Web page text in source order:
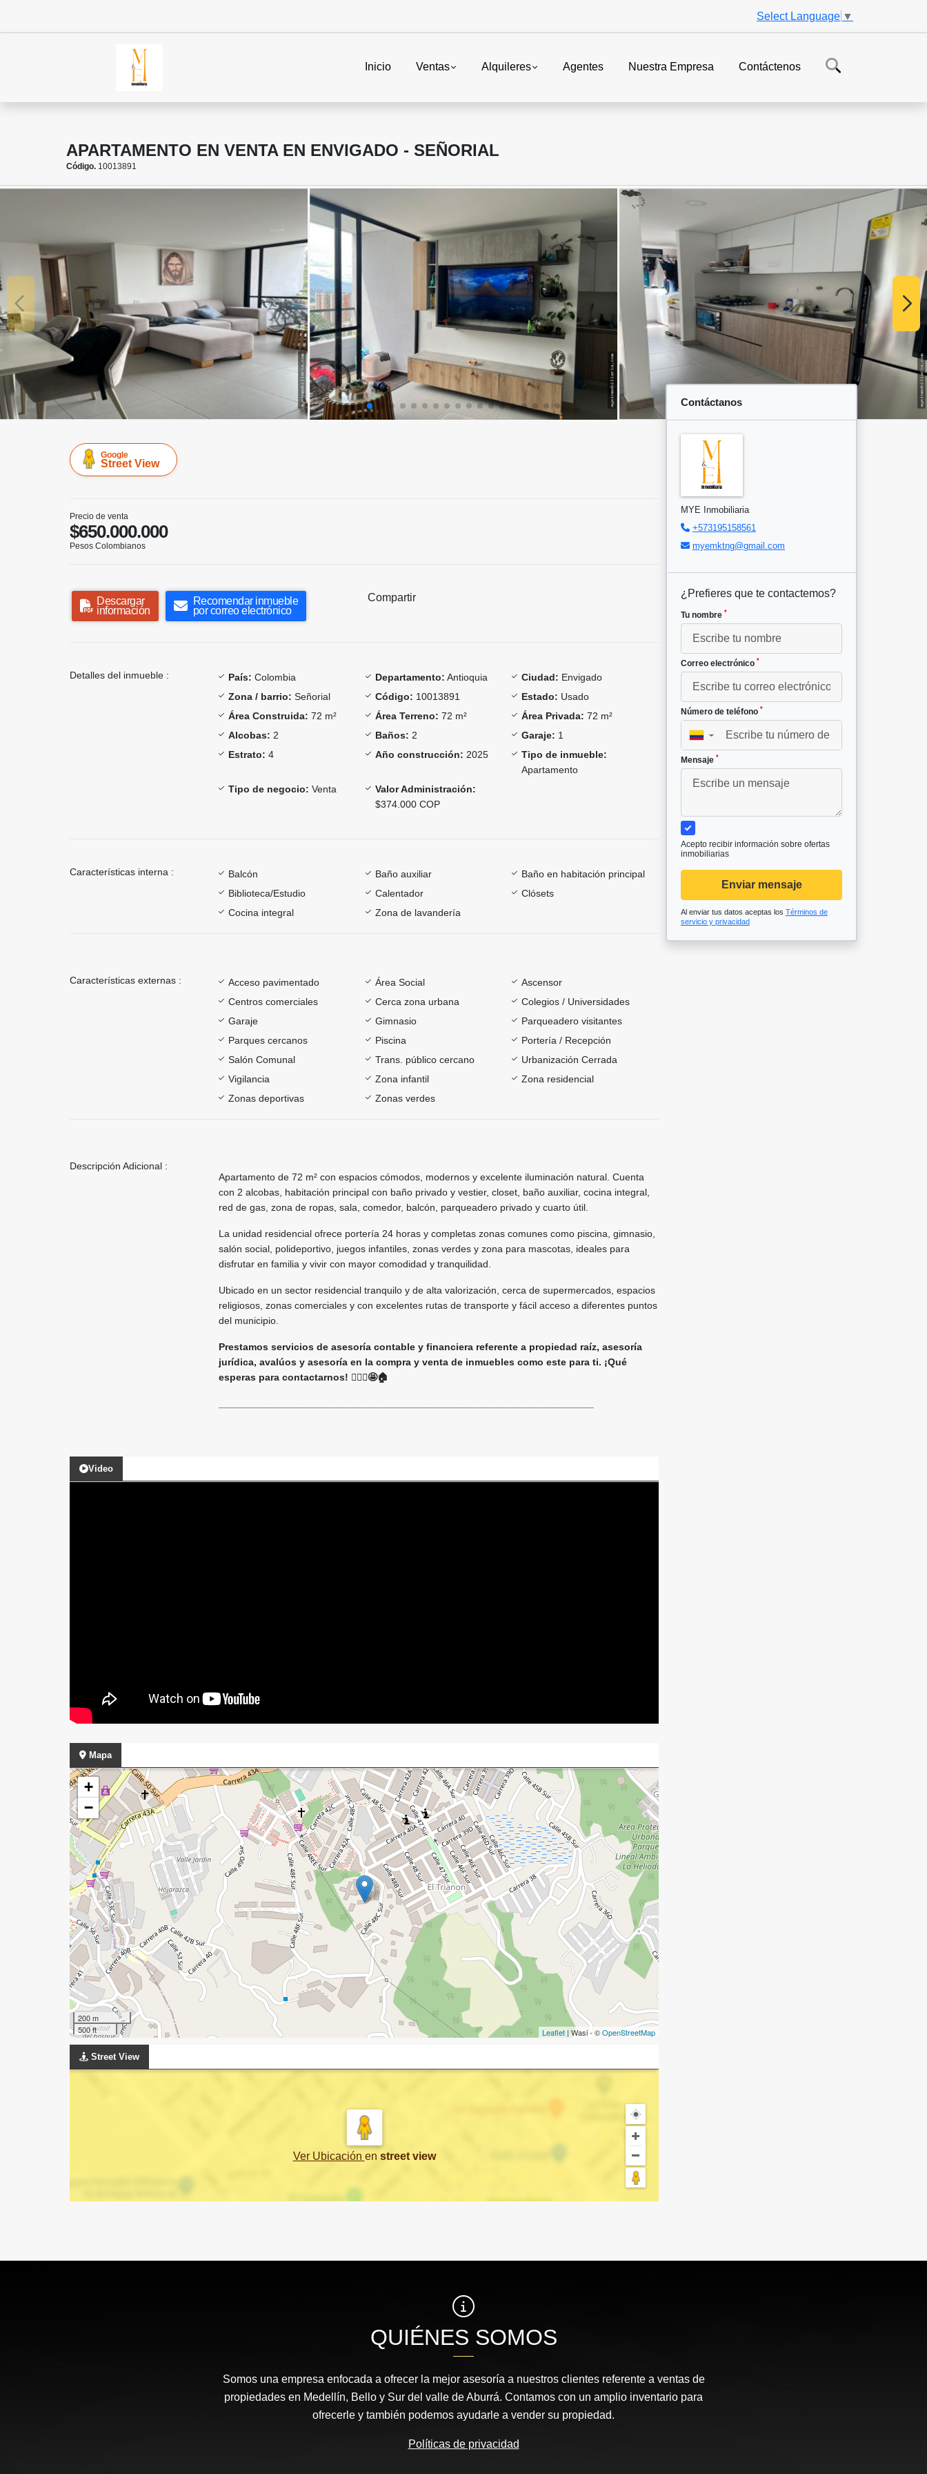
Select Language ▼
Inicio Ventas Alquileres Agentes Nuestra Empresa Contáctenos
APARTAMENTO EN VENTA EN ENVIGADO - SEÑORIAL
Código. 10013891
Google
Street View
Precio de venta
$650.000.000
Pesos Colombianos
Descargar
información
Recomendar inmueble
por correo electrónico
Compartir
Detalles del inmueble : País: Colombia Departamento: Antioquia Ciudad: Envigado
Zona / barrio: Señorial Código: 10013891 Estado: Usado
Área Construida: 72 m² Área Terreno: 72 m² Área Privada: 72 m²
Alcobas: 2 Baños: 2 Garaje: 1
Estrato: 4 Año construcción: 2025
Tipo de inmueble:
Apartamento
Tipo de negocio: Venta
Valor Administración:
$374.000 COP
Características interna : Balcón Baño auxiliar
Baño en habitación principal
Biblioteca/Estudio
Calentador
Clósets
Cocina integral
Zona de lavandería
Características externas : Acceso pavimentado Área Social
Ascensor
Centros comerciales
Cerca zona urbana
Colegios / Universidades
Garaje
Gimnasio
Parqueadero visitantes
Parques cercanos
Piscina
Portería / Recepción
Salón Comunal
Trans. público cercano
Urbanización Cerrada
Vigilancia
Zona infantil
Zona residencial
Zonas deportivas
Zonas verdes
Descripción Adicional :
Apartamento de 72 m² con espacios cómodos, modernos y excelente iluminación natural. Cuenta
con 2 alcobas, habitación principal con baño privado y vestier, closet, baño auxiliar, cocina integral,
red de gas, zona de ropas, sala, comedor, balcón, parqueadero privado y cuarto útil.
La unidad residencial ofrece portería 24 horas y completas zonas comunes como piscina, gimnasio,
salón social, polideportivo, juegos infantiles, zonas verdes y zona para mascotas, ideales para
disfrutar en familia y vivir con mayor comodidad y tranquilidad.
Ubicado en un sector residencial tranquilo y de alta valorización, cerca de supermercados, espacios
religiosos, zonas comerciales y con excelentes rutas de transporte y fácil acceso a diferentes puntos
del municipio.
Prestamos servicios de asesoría contable y financiera referente a propiedad raíz, asesoría
jurídica, avalúos y asesoría en la compra y venta de inmuebles como este para ti. ¡Qué
esperas para contactarnos! 🙋🏻‍♀️🤩🏠
Video
Mapa
+
−
200 m
500 ft
Leaflet | Wasi - ©OpenStreetMap
Street View
Ver Ubicación en street view
Contáctanos
MYE Inmobiliaria
+573195158561
myemktng@gmail.com
¿Prefieres que te contactemos?
Tu nombre *
Correo electrónico *
Número de teléfono *
▼
Mensaje *
Acepto recibir información sobre ofertas
inmobiliarias
Enviar mensaje
Al enviar tus datos aceptas los Términos de
servicio y privacidad
QUIÉNES SOMOS
Somos una empresa enfocada a ofrecer la mejor asesoría a nuestros clientes referente a ventas de
propiedades en Medellín, Bello y Sur del valle de Aburrá. Contamos con un amplio inventario para
ofrecerle y también podemos ayudarle a vender su propiedad.
Políticas de privacidad